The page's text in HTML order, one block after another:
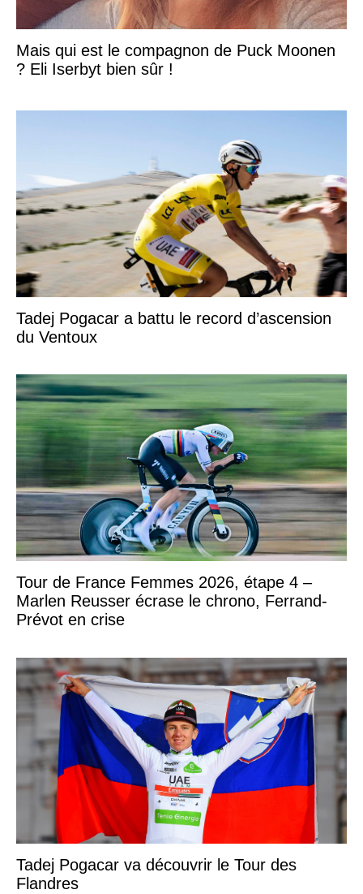
Mais qui est le compagnon de Puck Moonen
? Eli Iserbyt bien sûr !
Tadej Pogacar a battu le record d’ascension
du Ventoux
Tour de France Femmes 2026, étape 4 –
Marlen Reusser écrase le chrono, Ferrand-
Prévot en crise
Tadej Pogacar va découvrir le Tour des
Flandres